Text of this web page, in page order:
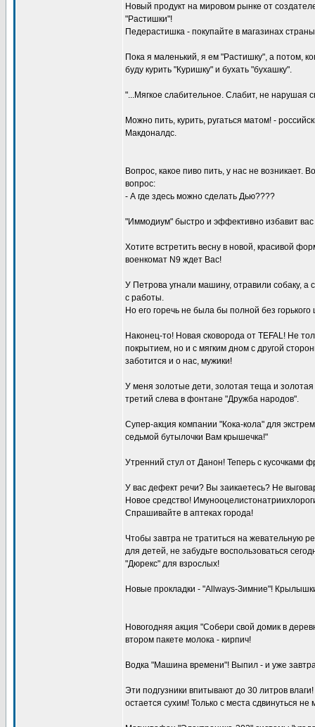
Hовый продукт на мировом рынке от
"Растишки"!
Педерастишка - покупайте в магазинах
Пока я маленький, я ем "Растишку", а потом,
буду курить "Куришку" и бухать "бухашку".
"...Мягкое слабительное. Слабит, не нарушая
Можно пить, курить, ругаться матом! -
Макдоналдс.
Вопрос, какое пиво пить, у нас не возникает.
вопрос:
- А где здесь можно сделать Дью????
"Иммодиум" быстро и эффективно избавит
Хотите встретить весну в новой, красивой
военкомат N9 ждет Вас!
У Петрова угнали машину, отравили собаку, а
с работы.
Но его горечь не была бы полной без
Наконец-то! Новая сковорода от TEFAL! Не
покрытием, но и с мягким дном с другой
заботится и о нас, мужики!
У меня золотые дети, золотая теща и
третий слева в фонтане "Дружба народов".
Супер-акция компании "Кока-кола" для
седьмой бутылочки Вам крышечка!"
Утренний стул от Данон! Теперь с кусочками
У вас дефект речи? Вы заикаетесь? Не
Новое средство!
Спрашивайте в аптеках города!
Чтобы завтра не тратиться на жевательную
для детей, не забудьте воспользоваться
"Дюрекс" для взрослых!
Новые прокладки - "Аllwауs-Зимние"!
Новогодняя акция "Собери свой домик в
втором пакете молока - кирпич!
Водка "Машина времени"! Выпил - и уже
Эти подгузники впитывают до 30 литров влаги!
остается сухим! Только с места сдвинуться не